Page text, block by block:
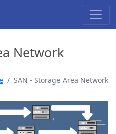
Network
SAN - Storage Area Network